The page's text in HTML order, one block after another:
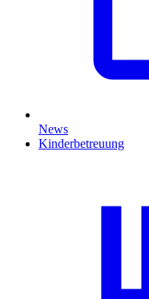
News
Kinderbetreuung